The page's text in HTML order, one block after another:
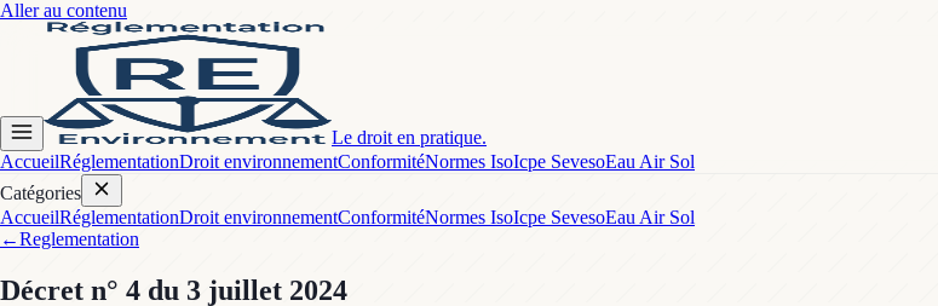
Aller au contenu
Le droit en pratique.
AccueilRéglementationDroit environnementConformitéNormes IsoIcpe SevesoEau Air Sol
Catégories
AccueilRéglementationDroit environnementConformitéNormes IsoIcpe SevesoEau Air Sol
←Reglementation
Décret n° 4 du 3 juillet 2024